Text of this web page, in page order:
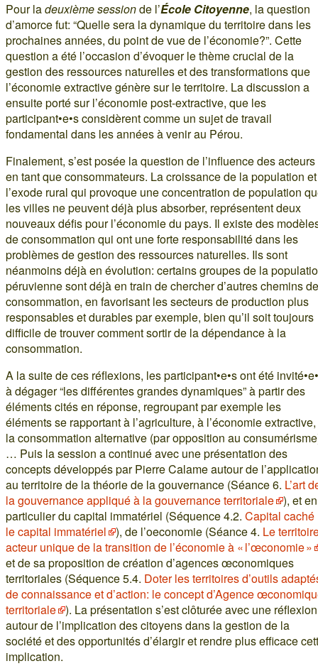
Pour ladeuxième sessionde l’École Citoyenne, la question
d’amorce fut: “Quelle sera la dynamique du territoire dans les
prochaines années, du point de vue de l’économie?”. Cette
question a été l’occasion d’évoquer le thème crucial de la
gestion des ressources naturelles et des transformations que
l’économie extractive génère sur le territoire. La discussion a
ensuite porté sur l’économie post-extractive, que les
participant•e•s considèrent comme un sujet de travail
fondamental dans les années à venir au Pérou.
Finalement, s’est posée la question de l’influence des acteurs
en tant que consommateurs. La croissance de la population et
l’exode rural qui provoque une concentration de population
les villes ne peuvent déjà plus absorber, représentent deux
nouveaux défis pour l’économie du pays. Il existe des
de consommation qui ont une forte responsabilité dans les
problèmes de gestion des ressources naturelles. Ils sont
néanmoins déjà en évolution: certains groupes de la
péruvienne sont déjà en train de chercher d’autres chemins de
consommation, en favorisant les secteurs de production plus
responsables et durables par exemple, bien qu’il soit toujours
difficile de trouver comment sortir de la dépendance à la
consommation.
A la suite de ces réflexions, les participant•e•s ont été
à dégager “les différentes grandes dynamiques” à partir des
éléments cités en réponse, regroupant par exemple les
éléments se rapportant à l’agriculture, à l’économie
la consommation alternative (par opposition au
… Puis la session a continué avec une présentation des
concepts développés par Pierre Calame autour de
au territoire de la théorie de la gouvernance (Séance 6. L’art
la gouvernance appliqué à la gouvernance territoriale ), et en
particulier du capital immatériel (Séquence 4.2. Capital caché
le capital immatériel
), de l’oeconomie (Séance 4. Le
acteur unique de la transition de l’économie à « l’œconomie »
et de sa proposition de création d’agences œconomiques
territoriales (Séquence 5.4. Doter les territoires d’outils
de connaissance et d’action: le concept d’Agence
territoriale ). La présentation s’est clôturée avec une réflexion
autour de l’implication des citoyens dans la gestion de la
société et des opportunités d’élargir et rendre plus efficace
implication.